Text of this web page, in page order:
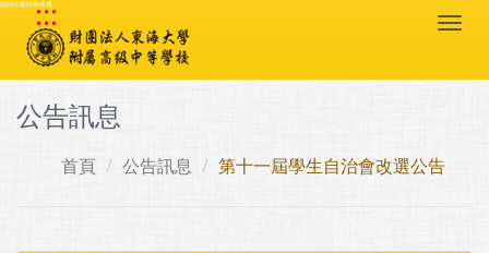
跳到主要內容區塊
:::
公告訊息
首頁 公告訊息 第十一屆學生自治會改選公告